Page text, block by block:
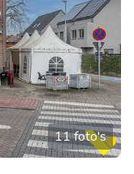
11 foto's